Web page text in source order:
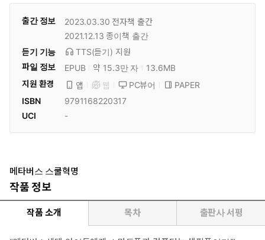
출간 정보 2023.03.30 전자책 출간
2021.12.13 종이책 출간
듣기 기능
TTS(듣기) 지원
파일 정보
EPUB 약 15.3만 자
13.6MB
지원 환경
앱 웹 PC뷰어
PAPER
ISBN
9791168220317
UCI
-
메타버스 스쿨혁명
작품 정보
작품 소개 목차 출판사 서평